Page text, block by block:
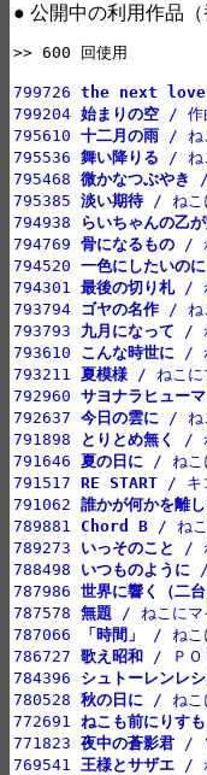
● 公開中の利用作品
>> 600 回使用
799726 the next love
799204 始まりの空 / 作
795610 十二月の雨 / ね
795536 舞い降りる / ね
795468 微かなつぶやき /
795385 淡い期待 / ねこ
794938
らいちゃんの乙
794769 骨になるもの /
794520 一色にしたいのに
794301 最後の切り札 / ね
793794 ゴヤの名作 / ね
793793 九月になって /
793610 こんな時世に /
793211 夏模様 / ねこに
792960 サヨナラヒュー
792637 今日の雲に / ね
791898
とりとめ無く /
791646 夏の日に / ねこ
791517 RE START / キ
791062 誰かが何かを離
789881 Chord B / ねこ
789273 いっそのこと /
788498 いつものように /
787986 世界に響く（二台
787578 無題 / ねこにマ
787066
「時間」 / ねこ
786727 歌え昭和 / ＰＯ
784396 シュトーレンレ
780528 秋の日に / ねこ
772691 ねこも前にりすも
771823 夜中の蒼影君 /
769541 王様とサザエ /